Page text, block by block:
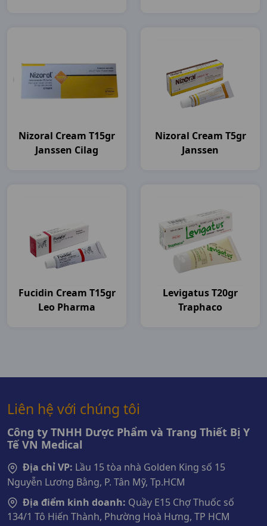
Nizoral Cream T15gr
Janssen Cilag
Nizoral Cream T5gr
Janssen
Fucidin Cream T15gr
Leo Pharma
Levigatus T20gr
Traphaco
Liên hệ với chúng tôi
Công ty TNHH Dược Phẩm và Trang Thiết Bị Y
Tế VN Medical
Địa chỉ VP: Lầu 15 tòa nhà Golden King số 15
Nguyễn Lương Bằng, P. Tân Mỹ, Tp.HCM
Địa điểm kinh doanh: Quầy E15 Chợ Thuốc số
134/1 Tô Hiến Thành, Phường Hoà Hưng, TP HCM